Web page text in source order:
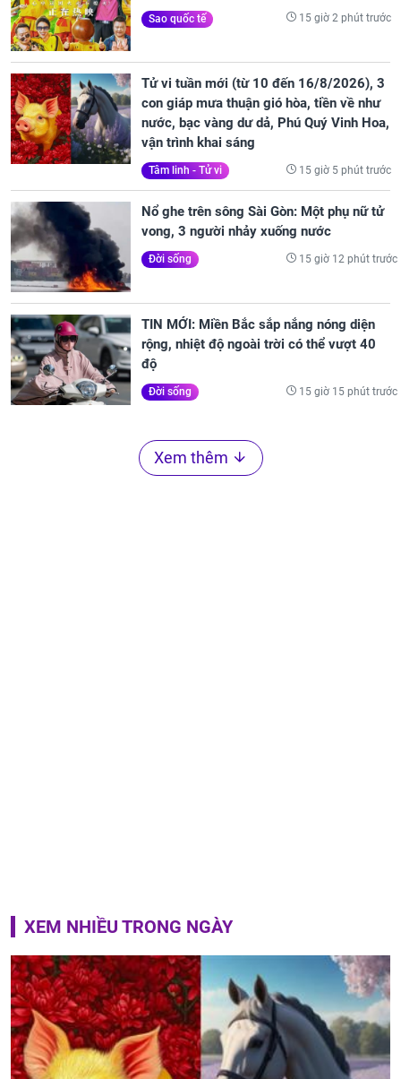
Sao quốc tế 15 giờ 2 phút trước
Tử vi tuần mới (từ 10 đến 16/8/2026), 3
con giáp mưa thuận gió hòa, tiền về như
nước, bạc vàng dư dả, Phú Quý Vinh Hoa,
vận trình khai sáng
Tâm linh - Tử vi 15 giờ 5 phút trước
Nổ ghe trên sông Sài Gòn: Một phụ nữ tử
vong, 3 người nhảy xuống nước
Đời sống 15 giờ 12 phút trước
TIN MỚI: Miền Bắc sắp nắng nóng diện
rộng, nhiệt độ ngoài trời có thể vượt 40
độ
Đời sống 15 giờ 15 phút trước
Xem thêm
XEM NHIỀU TRONG NGÀY